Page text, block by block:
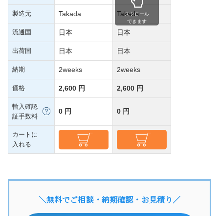
製造元 Takada Takada
流通国 日本 日本
出荷国 日本 日本
納期 2weeks 2weeks
価格 2,600 円 2,600 円
輸入確認
証手数料
0 円 0 円
カートに
入れる
スクロール
できます
＼無料でご相談・納期確認・お見積り／